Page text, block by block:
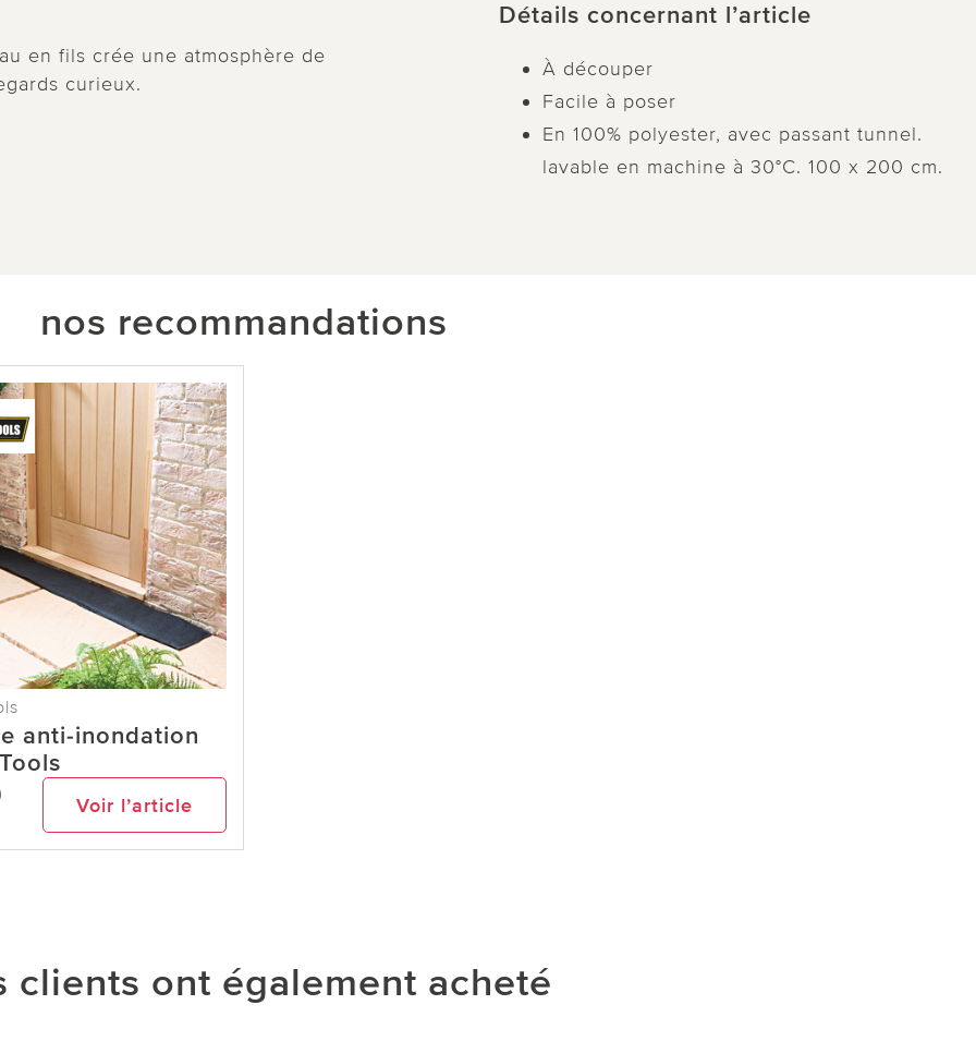
en fils crée une atmosphère de
curieux.
Détails concernant l’article
À découper
Facile à poser
En 100% polyester, avec passant tunnel.
lavable en machine à 30°C. 100 x 200 cm.
nos recommandations
anti-inondation
Voir l’article
clients ont également acheté